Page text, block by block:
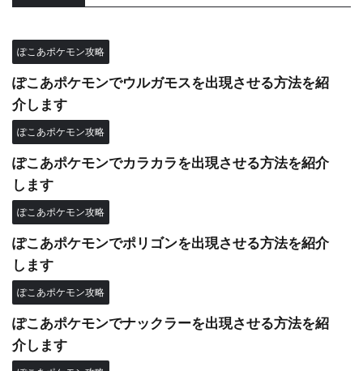
ぽこあポケモン攻略
ぽこあポケモンでウルガモスを出現させる方法を紹
介します
ぽこあポケモン攻略
ぽこあポケモンでカラカラを出現させる方法を紹介
します
ぽこあポケモン攻略
ぽこあポケモンでポリゴンを出現させる方法を紹介
します
ぽこあポケモン攻略
ぽこあポケモンでナックラーを出現させる方法を紹
介します